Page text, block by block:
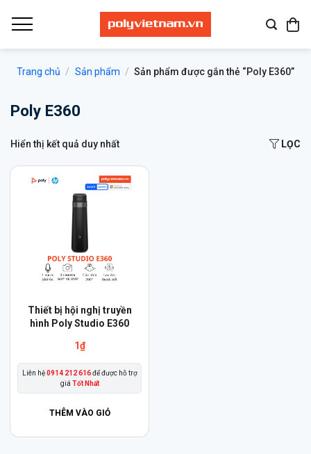
qua
Trang chủ / Sản phẩm / Sản phẩm được gắn thẻ “Poly E360”
Poly E360
Hiển thị kết quả duy nhất LỌC
Thiết bị hội nghị truyền
hình Poly Studio E360
1₫
Liên hệ0914 212 616để được hỗ trợ
giá Tốt Nhất
THÊM VÀO GIỎ